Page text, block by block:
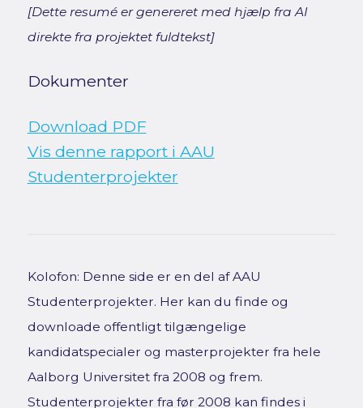
[Dette resumé er genereret med hjælp fra AI
direkte fra projektet fuldtekst]
Dokumenter
Download PDF
Vis denne rapport i AAU
Studenterprojekter
Kolofon: Denne side er en del af AAU
Studenterprojekter. Her kan du finde og
downloade offentligt tilgængelige
kandidatspecialer og masterprojekter fra hele
Aalborg Universitet fra 2008 og frem.
Studenterprojekter fra før 2008 kan findes i